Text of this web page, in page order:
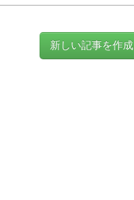
新しい記事を作成